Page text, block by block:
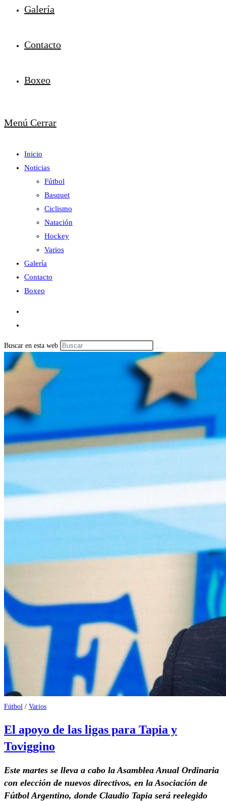
Galería
Contacto
Boxeo
Menú Cerrar
Inicio
Noticias
Fútbol
Basquet
Ciclismo
Natación
Hockey
Varios
Galería
Contacto
Boxeo
Buscar en esta web
Fútbol / Varios
El apoyo de las ligas para Tapia y
Toviggino
Este martes se lleva a cabo la Asamblea Anual Ordinaria
con elección de nuevos directivos, en la Asociación de
Fútbol Argentino, donde Claudio Tapia será reelegido